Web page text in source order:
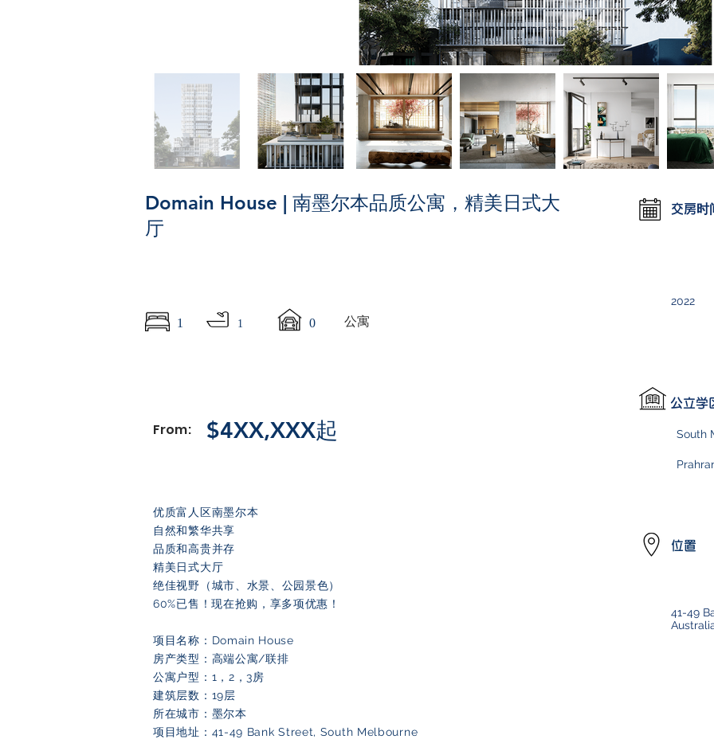
Domain House | 南墨尔本品质公寓，精美日式大
厅
交房时
2022
1 1 0 公寓
From: $4XX,XXX起
优质富人区南墨尔本
自然和繁华共享
品质和高贵并存
精美日式大厅
绝佳视野（城市、水景、公园景色）
60%已售！现在抢购，享多项优惠！
项目名称：Domain House
房产类型：高端公寓/联排
公寓户型：1，2，3房
建筑层数：19层
所在城市：墨尔本
项目地址：41-49 Bank Street, South Melbourne
公立学
South
位置
41-49